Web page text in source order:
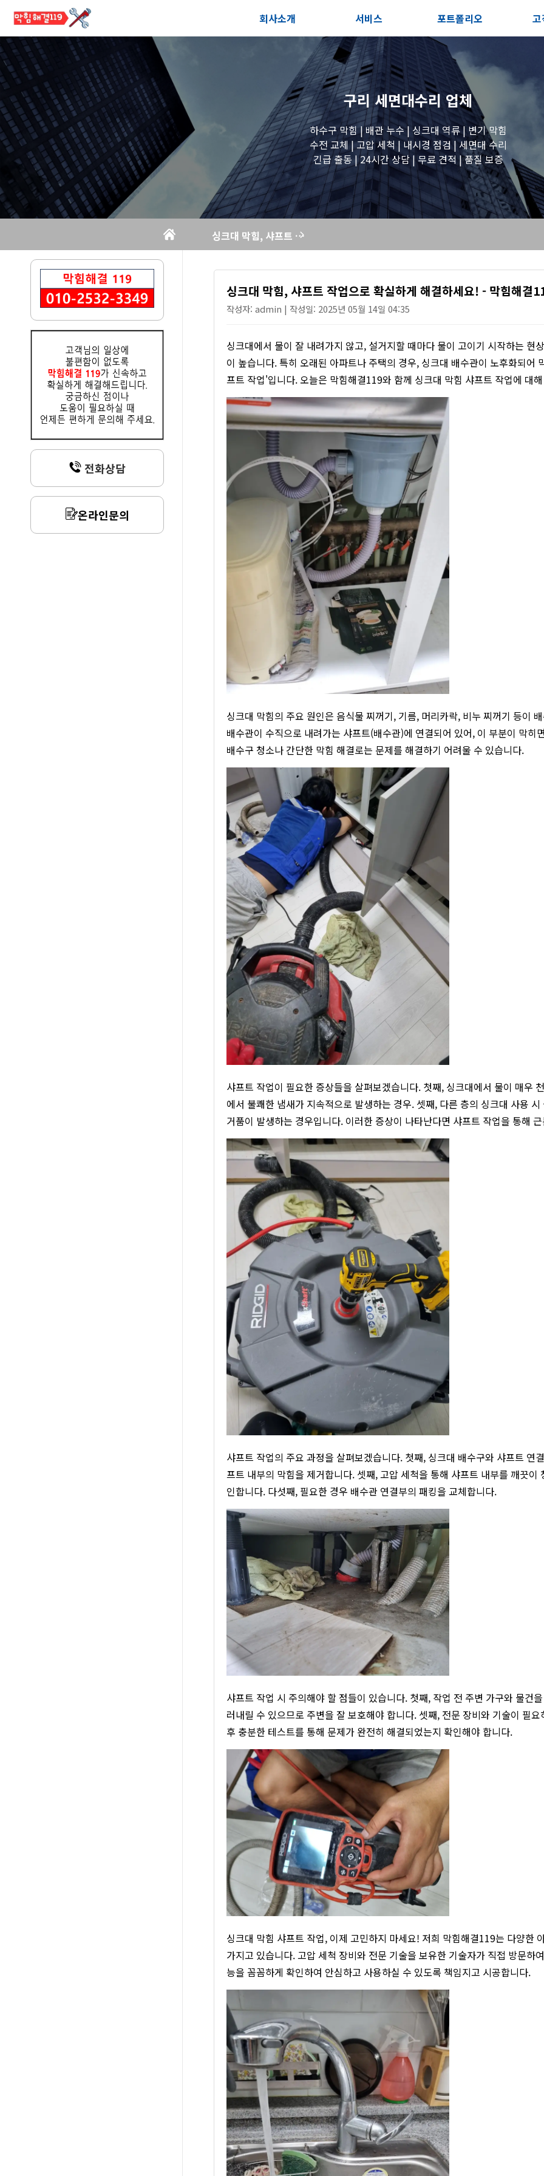
회사소개
공지사항
오시는길
서비스
서비스안내
포스트
포트폴리오
전체보기
세면대 작업
변기 작업
욕조 작업
원룸 수전 작업
싱크대 작업
고
고
구리 세면대수리 업체
하수구 막힘 | 배관 누수 | 싱크대 역류 | 변기 막힘
수전 교체 | 고압 세척 | 내시경 점검 | 세면대 수리
긴급 출동 | 24시간 상담 | 무료 견적 | 품질 보증
싱크대 막힘, 샤프트 작업으로 확실하게 해결하세요! - 막힘해결119
전화상담
온라인문의
싱크대 막힘, 샤프트 작업으로 확실하게 해결하세요! - 막힘해결
작성자: admin | 작성일: 2025년 05월 14일 04:35
싱크대에서 물이 잘 내려가지 않고, 설거지할 때마다 물이 고이기 시작하는 현
이 높습니다. 특히 오래된 아파트나 주택의 경우, 싱크대 배수관이 노후화되
프트 작업'입니다. 오늘은 막힘해결119와 함께 싱크대 막힘 샤프트 작업에 대
싱크대 막힘의 주요 원인은 음식물 찌꺼기, 기름, 머리카락, 비누 찌꺼기 등이
배수관이 수직으로 내려가는 샤프트(배수관)에 연결되어 있어, 이 부분이 막
배수구 청소나 간단한 막힘 해결로는 문제를 해결하기 어려울 수 있습니다.
샤프트 작업이 필요한 증상들을 살펴보겠습니다. 첫째, 싱크대에서 물이 매우
에서 불쾌한 냄새가 지속적으로 발생하는 경우. 셋째, 다른 층의 싱크대 사용
거품이 발생하는 경우입니다. 이러한 증상이 나타난다면 샤프트 작업을 통해
샤프트 작업의 주요 과정을 살펴보겠습니다. 첫째, 싱크대 배수구와 샤프트 연
프트 내부의 막힘을 제거합니다. 셋째, 고압 세척을 통해 샤프트 내부를 깨끗
인합니다. 다섯째, 필요한 경우 배수관 연결부의 패킹을 교체합니다.
샤프트 작업 시 주의해야 할 점들이 있습니다. 첫째, 작업 전 주변 가구와 물건
러내릴 수 있으므로 주변을 잘 보호해야 합니다. 셋째, 전문 장비와 기술이 필
후 충분한 테스트를 통해 문제가 완전히 해결되었는지 확인해야 합니다.
싱크대 막힘 샤프트 작업, 이제 고민하지 마세요! 저희 막힘해결119는 다양한
가지고 있습니다. 고압 세척 장비와 전문 기술을 보유한 기술자가 직접 방문하
능을 꼼꼼하게 확인하여 안심하고 사용하실 수 있도록 책임지고 시공합니다.